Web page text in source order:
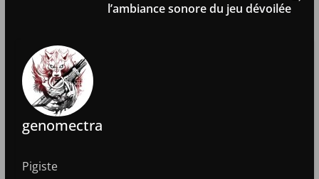
l’ambiance sonore du jeu dévoilée
genomectra
Pigiste